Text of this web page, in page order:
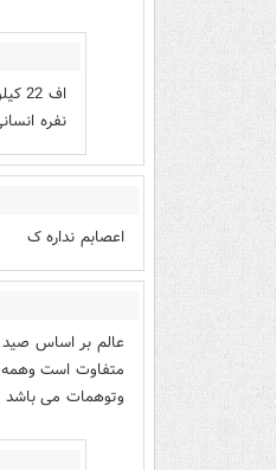
اف
نفره
اعصابم نداره ک
عالم بر اساس صید
متفاوت است وهمه
وتوهمات می باشد